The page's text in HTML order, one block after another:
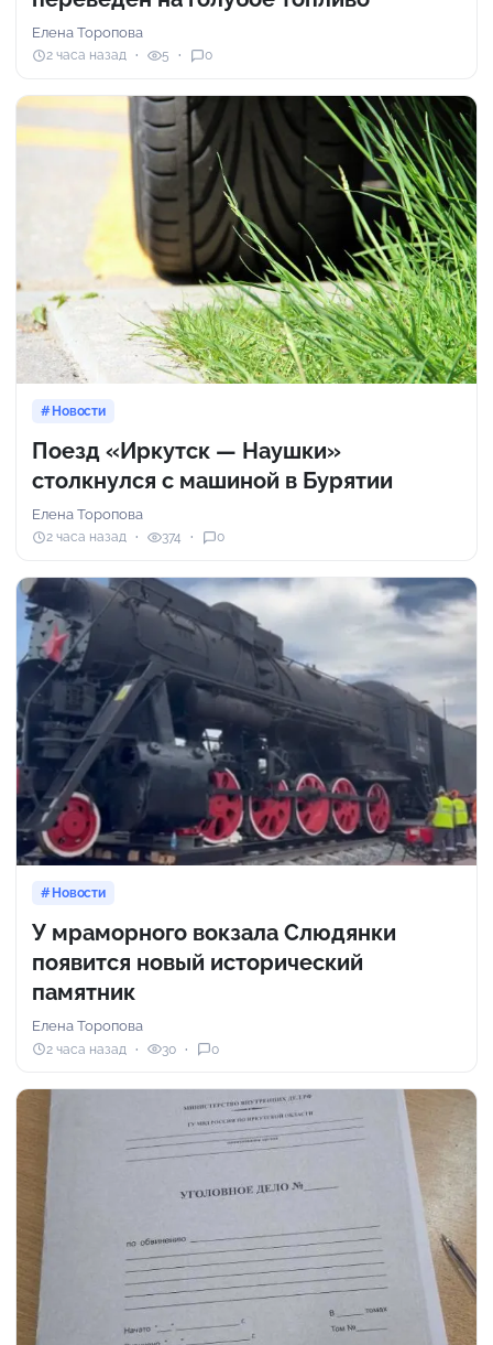
Елена Торопова
2 часа назад 5 0
Новости
Поезд «Иркутск — Наушки»
столкнулся с машиной в Бурятии
Елена Торопова
2 часа назад 374 0
Новости
У мраморного вокзала Слюдянки
появится новый исторический
памятник
Елена Торопова
2 часа назад 30 0